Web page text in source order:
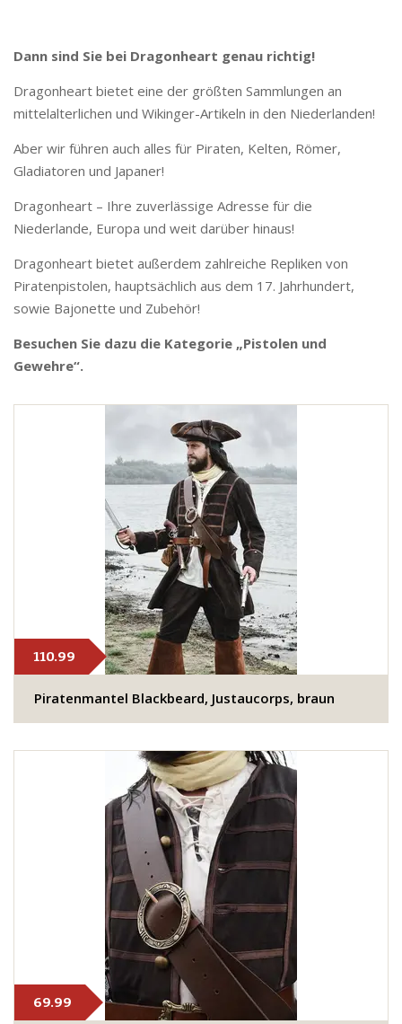
Dann sind Sie bei Dragonheart genau richtig!
Dragonheart bietet eine der größten Sammlungen an
mittelalterlichen und Wikinger-Artikeln in den Niederlanden!
Aber wir führen auch alles für Piraten, Kelten, Römer,
Gladiatoren und Japaner!
Dragonheart – Ihre zuverlässige Adresse für die
Niederlande, Europa und weit darüber hinaus!
Dragonheart bietet außerdem zahlreiche Repliken von
Piratenpistolen, hauptsächlich aus dem 17. Jahrhundert,
sowie Bajonette und Zubehör!
Besuchen Sie dazu die Kategorie „Pistolen und
Gewehre“.
110.99
Piratenmantel Blackbeard, Justaucorps, braun
69.99